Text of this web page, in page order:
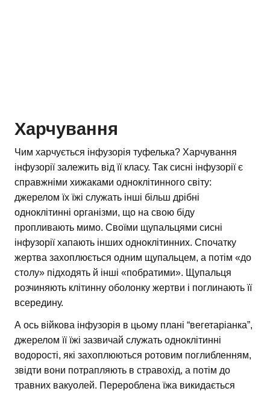
Харчування
Чим харчується інфузорія туфелька? Харчування
інфузорії залежить від її класу. Так сисні інфузорії є
справжніми хижаками одноклітинного світу:
джерелом їх їжі служать інші більш дрібні
одноклітинні організми, що на свою біду
пропливають мимо. Своїми щупальцями сисні
інфузорії хапають інших одноклітинних. Спочатку
жертва захоплюється одним щупальцем, а потім «до
столу» підходять й інші «побратими». Щупальця
розчиняють клітинну оболонку жертви і поглинають її
всередину.
А ось війкова інфузорія в цьому плані “вегетаріанка”,
джерелом її їжі зазвичай служать одноклітинні
водорості, які захоплюються ротовим поглибленням,
звідти вони потрапляють в стравохід, а потім до
травних вакуолей. Перероблена їжа викидається